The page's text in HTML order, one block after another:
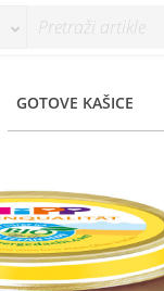
GOTOVE KAŠICE